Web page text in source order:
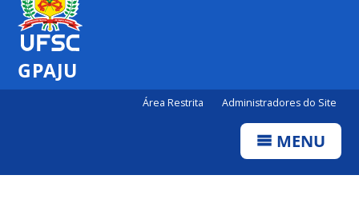
GPAJU
Área Restrita Administradores do Site
MENU